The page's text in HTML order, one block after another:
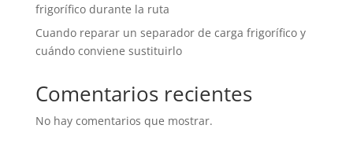
frigorífico durante la ruta
Cuando reparar un separador de carga frigorífico y
cuándo conviene sustituirlo
Comentarios recientes
No hay comentarios que mostrar.